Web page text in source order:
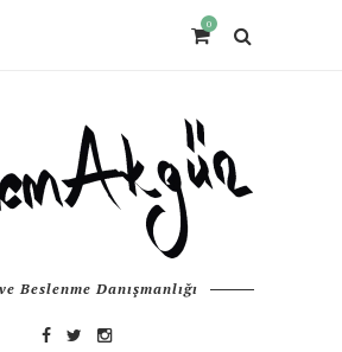
0
Beslenme Danışmanlığı